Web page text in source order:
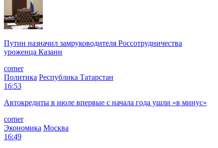
Путин назначил замруководителя Россотрудничества
уроженца Казани
corner
Политика Республика Татарстан
16:53
Автокредиты в июле впервые с начала года ушли «в минус»
corner
Экономика Москва
16:49